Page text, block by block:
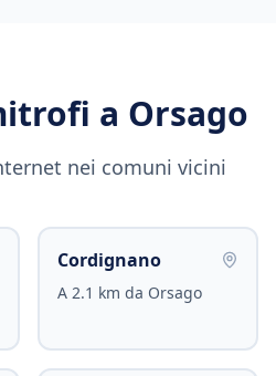
a Orsago
nei comuni vicini
Cordignano
A 2.1 km da Orsago